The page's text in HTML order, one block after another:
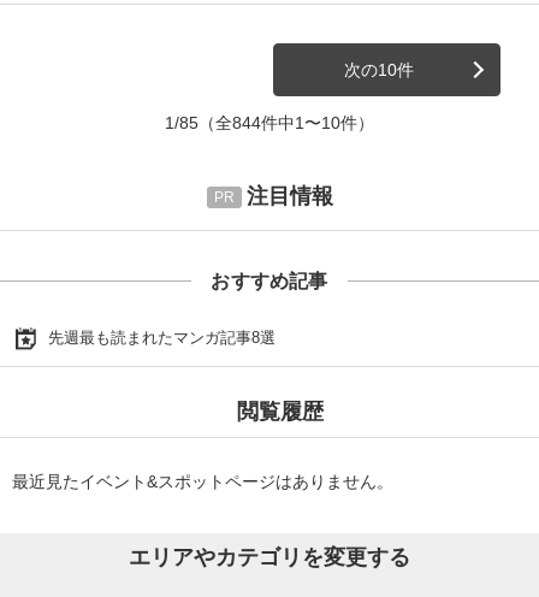
次の10件
1/85 （全844件中1〜10件）
注目情報
おすすめ記事
先週最も読まれたマンガ記事8選
閲覧履歴
最近見たイベント&スポットページはありません。
エリアやカテゴリを変更する